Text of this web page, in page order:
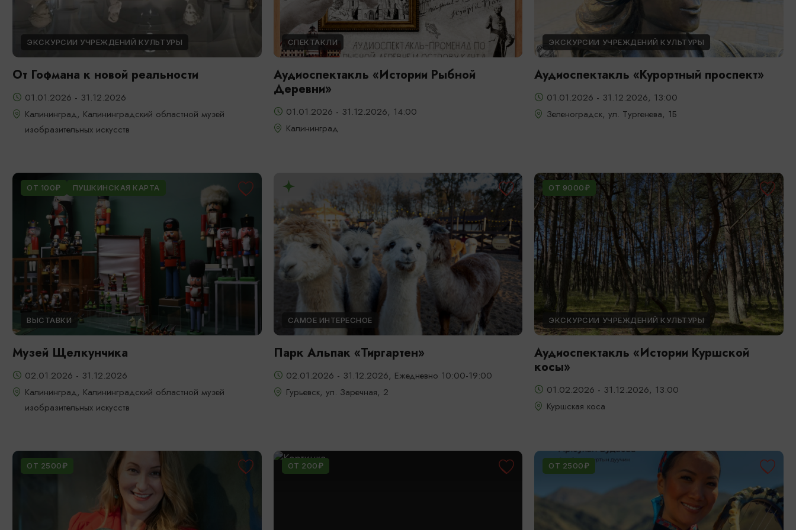
ЭКСКУРСИИ УЧРЕЖДЕНИЙ КУЛЬТУРЫ
От Гофмана к новой реальности
01.01.2026 - 31.12.2026
Калининград, Калининградский областной музей
изобразительных искусств
СПЕКТАКЛИ
Аудиоспектакль «Истории Рыбной
Деревни»
01.01.2026 - 31.12.2026, 14:00
Калининград
ЭКСКУРСИИ УЧРЕЖДЕНИЙ КУЛЬТУРЫ
Аудиоспектакль «Курортный проспект»
01.01.2026 - 31.12.2026, 13:00
Зеленоградск, ул. Тургенева, 1Б
ОТ 100₽ ПУШКИНСКАЯ КАРТА
ВЫСТАВКИ
Музей Щелкунчика
02.01.2026 - 31.12.2026
Калининград, Калининградский областной музей
изобразительных искусств
САМОЕ ИНТЕРЕСНОЕ
Парк Альпак «Тиргартен»
02.01.2026 - 31.12.2026, Ежедневно 10:00-19:00
Гурьевск, ул. Заречная, 2
ОТ 9000₽
ЭКСКУРСИИ УЧРЕЖДЕНИЙ КУЛЬТУРЫ
Аудиоспектакль «Истории Куршской
косы»
01.02.2026 - 31.12.2026, 13:00
Куршская коса
ОТ 2500₽ ОТ 200₽ ОТ 2500₽